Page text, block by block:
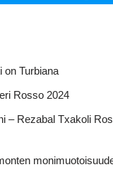
on Turbiana
Rosso 2024
– Rezabal Txakoli